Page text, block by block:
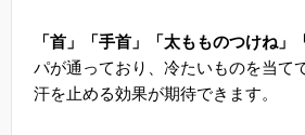
「首」「手首」「太もものつけね」
パが通っており、冷たいものを当て
汗を止める効果が期待できます。